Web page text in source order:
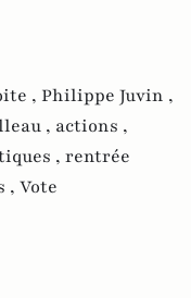
, Philippe Juvin ,
, actions ,
, rentrée
, Vote